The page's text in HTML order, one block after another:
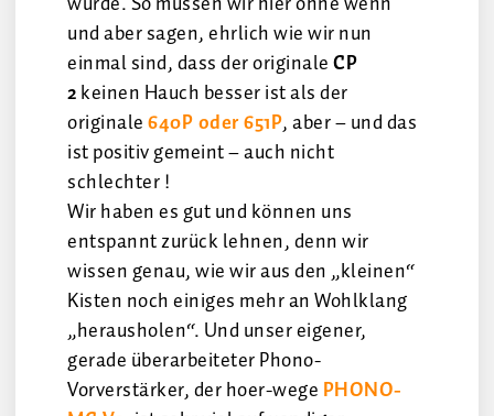
und aber sagen, ehrlich wie wir nun
einmal sind, dass der originaleCP
2keinen Hauch besser ist als der
originale640P oder 651P, aber – und das
ist positiv gemeint – auch nicht
schlechter !
Wir haben es gut und können uns
entspannt zurück lehnen, denn wir
wissen genau, wie wir aus den „kleinen“
Kisten noch einiges mehr an Wohlklang
„herausholen“. Und unser eigener,
gerade überarbeiteter Phono-
Vorverstärker, der hoer-wege PHONO-